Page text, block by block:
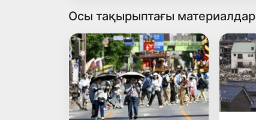
Осы тақырыптағы материалдар